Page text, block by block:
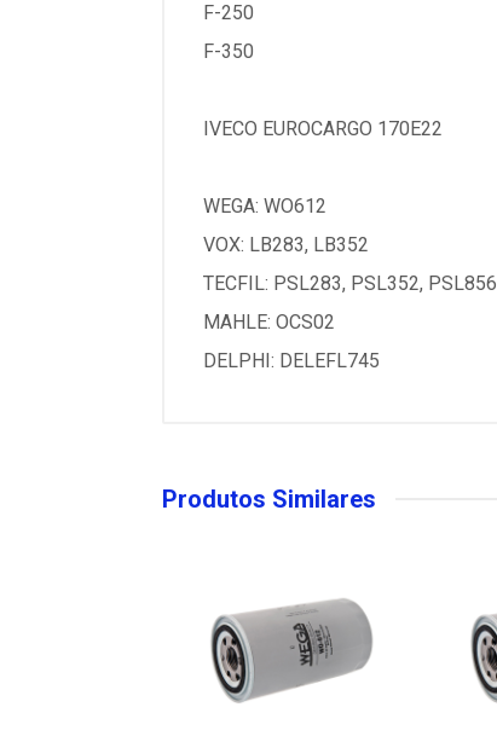
F-250
F-350
IVECO EUROCARGO 170E22
WEGA: WO612
VOX: LB283, LB352
TECFIL: PSL283, PSL352, PSL856
MAHLE: OCS02
DELPHI: DELEFL745
Produtos Similares